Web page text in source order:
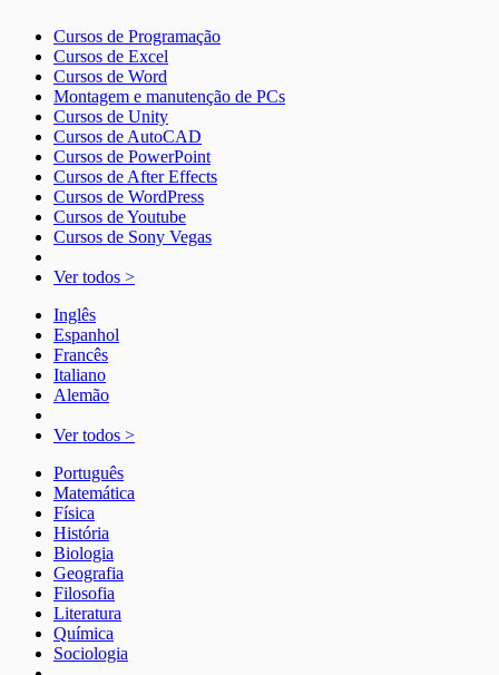
Cursos de Programação
Cursos de Excel
Cursos de Word
Montagem e manutenção de PCs
Cursos de Unity
Cursos de AutoCAD
Cursos de PowerPoint
Cursos de After Effects
Cursos de WordPress
Cursos de Youtube
Cursos de Sony Vegas
Ver todos >
Inglês
Espanhol
Francês
Italiano
Alemão
Ver todos >
Português
Matemática
Física
História
Biologia
Geografia
Filosofia
Literatura
Química
Sociologia